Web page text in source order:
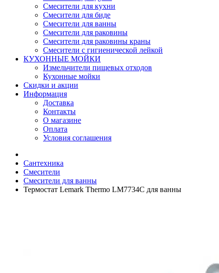
Смесители для кухни
Смесители для биде
Смесители для ванны
Смесители для раковины
Смесители для раковины краны
Смесители с гигиенической лейкой
КУХОННЫЕ МОЙКИ
Измельчители пищевых отходов
Кухонные мойки
Скидки и акции
Информация
Доставка
Контакты
О магазине
Оплата
Условия соглашения
Сантехника
Смесители
Смесители для ванны
Термостат Lemark Thermo LM7734C для ванны